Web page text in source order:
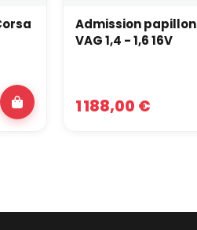
Admission
VAG 1,4 - 1,6 16V
1 188,00 €